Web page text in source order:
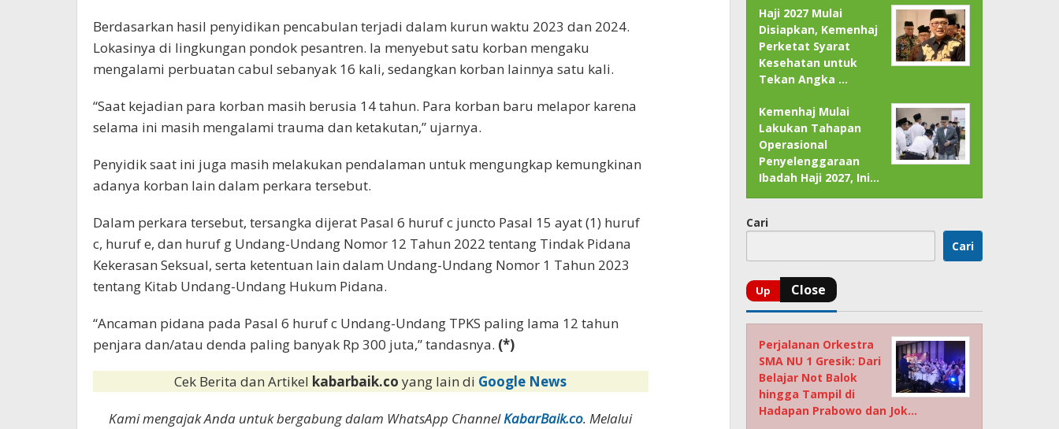
Berdasarkan hasil penyidikan pencabulan terjadi dalam kurun waktu 2023 dan 2024.
Lokasinya di lingkungan pondok pesantren. Ia menyebut satu korban mengaku
mengalami perbuatan cabul sebanyak 16 kali, sedangkan korban lainnya satu kali.
“Saat kejadian para korban masih berusia 14 tahun. Para korban baru melapor karena
selama ini masih mengalami trauma dan ketakutan,” ujarnya.
Penyidik saat ini juga masih melakukan pendalaman untuk mengungkap kemungkinan
adanya korban lain dalam perkara tersebut.
Dalam perkara tersebut, tersangka dijerat Pasal 6 huruf c juncto Pasal 15 ayat (1) huruf
c, huruf e, dan huruf g Undang-Undang Nomor 12 Tahun 2022 tentang Tindak Pidana
Kekerasan Seksual, serta ketentuan lain dalam Undang-Undang Nomor 1 Tahun 2023
tentang Kitab Undang-Undang Hukum Pidana.
“Ancaman pidana pada Pasal 6 huruf c Undang-Undang TPKS paling lama 12 tahun
penjara dan/atau denda paling banyak Rp 300 juta,” tandasnya. (*)
Cek Berita dan Artikel kabarbaik.coyang lain di Google News
Kami mengajak Anda untuk bergabung dalam WhatsApp ChannelKabarBaik.co. Melalui
Haji 2027 Mulai
Disiapkan, Kemenhaj
Perketat Syarat
Kesehatan untuk
Tekan Angka …
Kemenhaj Mulai
Lakukan Tahapan
Operasional
Penyelenggaraan
Ibadah Haji 2027, Ini…
Cari
Cari
Perjalanan Orkestra
SMA NU 1 Gresik: Dari
Belajar Not Balok
hingga Tampil di
Hadapan Prabowo dan Jok…